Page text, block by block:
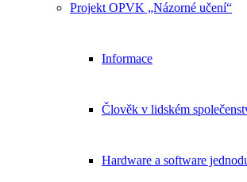
Projekt OPVK „Názorné učení“
Informace
Člověk v lidském
Hardware a software